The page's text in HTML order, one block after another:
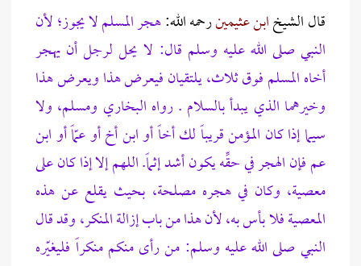
قال الشيخابن عثيمينرحمه الله:هجر المسلم لا يجوز؛ لأن
النبي صلى الله عليه وسلم قال: لا يحل لرجل أن يهجر
أخاه المسلم فوق ثلاث، يلتقيان فيعرض هذا ويعرض هذا
وخيرهما الذي يبدأ بالسلام . رواه البخاري ومسلم، ولا
سيما إذا كان المؤمن قريباً لك أخاً أو ابن أخ أو عمّاً أو ابن
عم فإن الهجر في حقِّه يكون أشد إثماً.اللهم إلا إذا كان على
معصية، وكان في هجره مصلحة، بحيث يقلع عن هذه
المعصية فلا بأس به، لأن هذا من باب إزالة المنكر، وقد قال
النبي صلى الله عليه وسلم: من رأى منكم منكراً فليغيّره